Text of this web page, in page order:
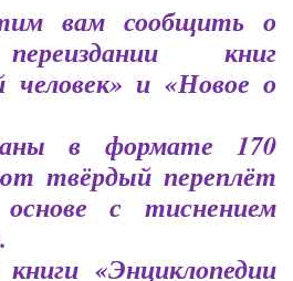
вам сообщить о
книг
человек» и «Новое о
в формате 170
твёрдый переплёт
с тиснением
книги «Энциклопедии